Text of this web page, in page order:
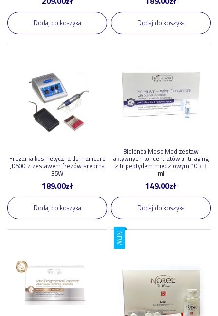
Dodaj do koszyka Dodaj do koszyka
Frezarka kosmetyczna do manicure
JD500 z zestawem frezów srebrna
35W
189.00zł
Dodaj do koszyka
Bielenda Meso Med zestaw
aktywnych koncentratów anti-aging
z tripeptydem miedziowym 10 x 3
ml
149.00zł
Dodaj do koszyka
NEW